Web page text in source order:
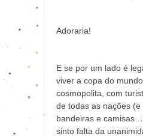
Adoraria!
E se por um lado é
viver a copa do
cosmopolita, com
de todas as nações (e
bandeiras e
sinto falta da